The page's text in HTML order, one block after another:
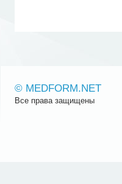
© MEDFORM.NET
Все права защищены